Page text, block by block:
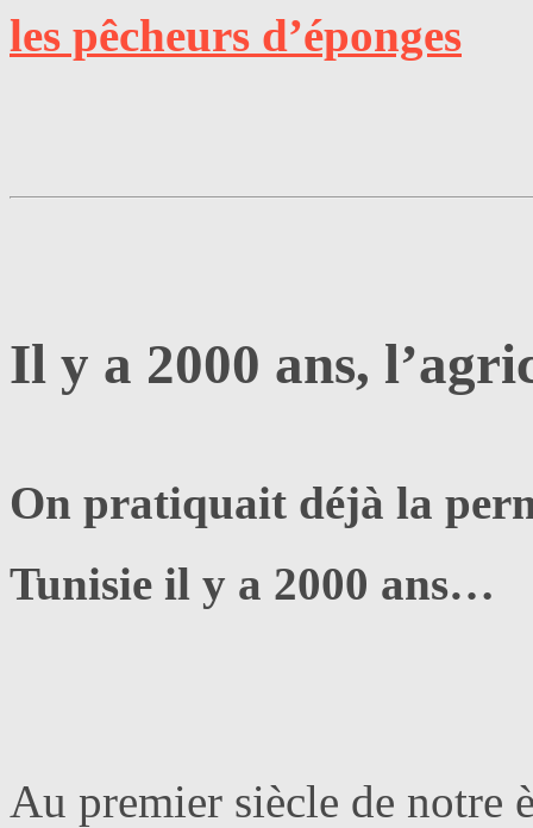
les pêcheurs d’éponges
Il y a 2000 ans,
On pratiquait déjà la
Tunisie il y a 2000 ans…
Au premier siècle de notre